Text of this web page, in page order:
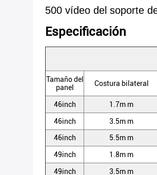
500 vídeo del soporte
Especificación
Tamaño del
panel
Costura bilateral
46inch 1.7m m
46inch 3.5m m
46inch
5.5m m
49inch 1.8m m
49inch
3.5m m